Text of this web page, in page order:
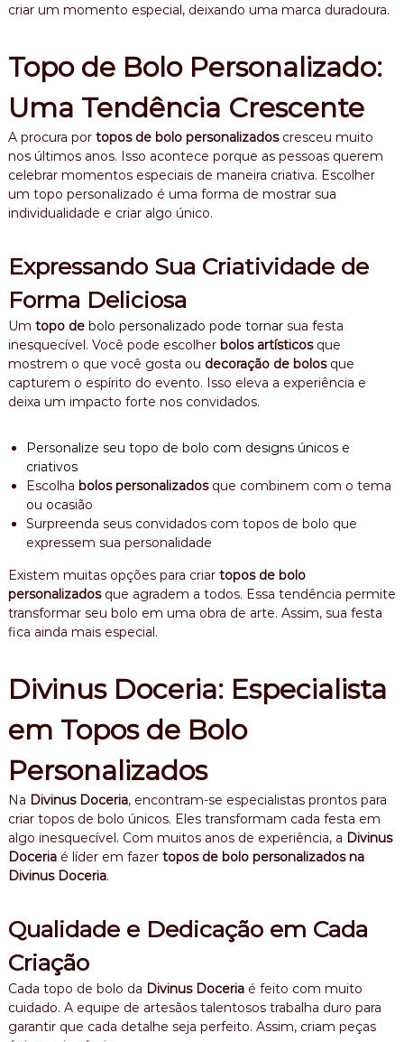
criar um momento especial, deixando uma marca duradoura.
Topo de Bolo Personalizado:
Uma Tendência Crescente
A procura por topos de bolo personalizadoscresceu muito
nos últimos anos. Isso acontece porque as pessoas querem
celebrar momentos especiais de maneira criativa. Escolher
um topo personalizado é uma forma de mostrar sua
individualidade e criar algo único.
Expressando Sua Criatividade de
Forma Deliciosa
Um topo de bolo personalizado pode tornarsua festa
inesquecível. Você pode escolher bolos artísticosque
mostrem o que você gosta ou decoração de bolosque
capturem o espírito do evento. Isso eleva a experiência e
deixa um impacto forte nos convidados.
Personalize seu topo de bolo com designs únicos e
criativos
Escolha bolos personalizadosque combinem com o tema
ou ocasião
Surpreenda seus convidados com topos de bolo que
expressem sua personalidade
Existem muitas opções para criar topos de bolo
personalizadosque agradem a todos. Essa tendência permite
transformar seu bolo em uma obra de arte. Assim, sua festa
fica ainda mais especial.
Divinus Doceria: Especialista
em Topos de Bolo
Personalizados
Na Divinus Doceria, encontram-se especialistas prontos para
criar topos de bolo únicos. Eles transformam cada festa em
algo inesquecível. Com muitos anos de experiência, a Divinus
Doceriaé líder em fazer topos de bolo personalizados na
Divinus Doceria.
Qualidade e Dedicação em Cada
Criação
Cada topo de bolo da Divinus Doceriaé feito com muito
cuidado. A equipe de artesãos talentosos trabalha duro para
garantir que cada detalhe seja perfeito. Assim, criam peças